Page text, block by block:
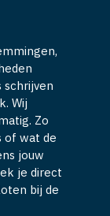
schrijven
Wij
Zo
of wat de
jouw
je direct
bij de